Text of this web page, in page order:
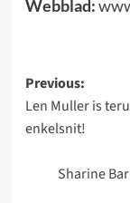
Webblad:
Post
Previous:
Len Muller is
enkelsnit!
Sharine